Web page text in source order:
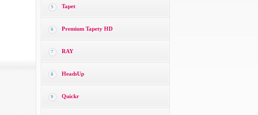
5 Tapet
6 Premium Tapety HD
7 RAY
8 HeadsUp
9 Quickr